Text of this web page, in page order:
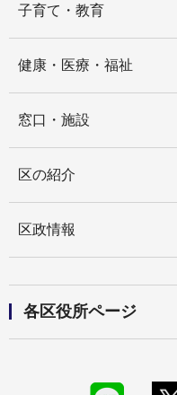
子育て・教育
健康・医療・福祉
窓口・施設
区の紹介
区政情報
各区役所ページ